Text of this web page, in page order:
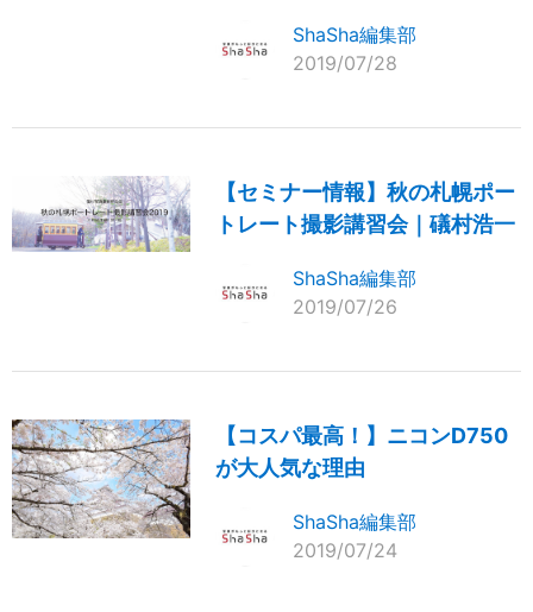
ShaSha編集部
2019/07/28
【セミナー情報】秋の札幌ポー
トレート撮影講習会｜礒村浩一
ShaSha編集部
2019/07/26
【コスパ最高！】ニコンD750
が大人気な理由
ShaSha編集部
2019/07/24